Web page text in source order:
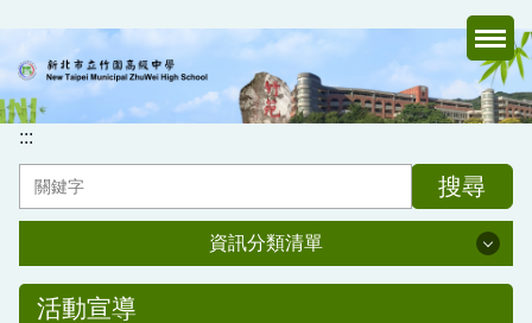
主
要
內
容
:::
搜尋
資訊分類清單
資訊分類清單
活動宣導